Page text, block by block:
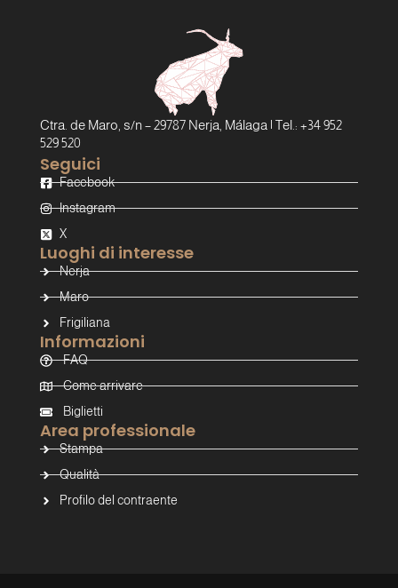
Ctra. de Maro, s/n – 29787 Nerja, Málaga | Tel.: +34 952
529 520
Area professionale
Stampa
Qualità
Profilo del contraente
Informazioni
FAQ
Come arrivare
Biglietti
Luoghi di interesse
Nerja
Maro
Frigiliana
Seguici
Facebook
Instagram
X